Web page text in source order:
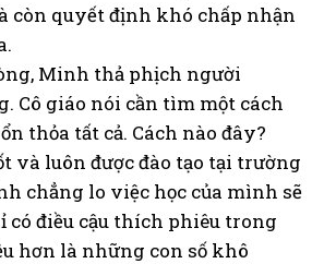
còn quyết định khó chấp nhận
Minh thả phịch người
Cô giáo nói cần tìm một cách
thỏa tất cả. Cách nào đây?
và luôn được đào tạo tại trường
chẳng lo việc học của mình sẽ
có điều cậu thích phiêu trong
hơn là những con số khô